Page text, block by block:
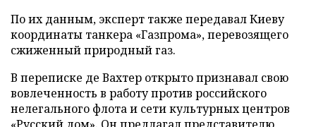
По их данным, эксперт также передавал Киеву
координаты танкера «Газпрома», перевозящего
сжиженный природный газ.
В переписке де Вахтер открыто признавал свою
вовлеченность в работу против российского
нелегального флота и сети культурных центров